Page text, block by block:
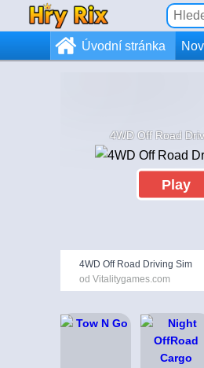
Úvodní stránka
4WD Off Road
Play
4WD Off Road Driving Sim
od Vitalitygames.com